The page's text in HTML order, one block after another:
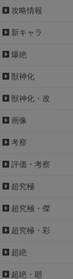
攻略情報
新キャラ
爆絶
獣神化
獣神化・改
画像
考察
評価・考察
超究極
超究極・傑
超究極・彩
超絶
超絶・廻